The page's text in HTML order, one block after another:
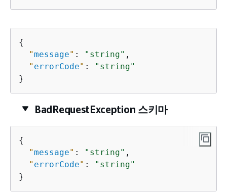
{
"message" : "string" ,
" errorCode" :
"string"
}
BadRequestException 스키마
{
"message" : "string" ,
" errorCode" :
"string"
}